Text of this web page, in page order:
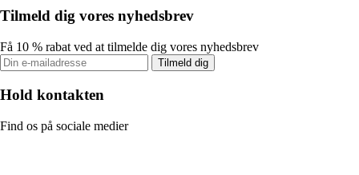
Tilmeld dig vores nyhedsbrev
Få 10 % rabat ved at tilmelde dig vores nyhedsbrev
Tilmeld dig
Hold kontakten
Find os på sociale medier